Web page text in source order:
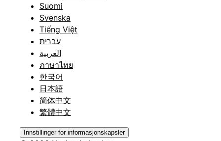
Suomi
Svenska
Tiếng Việt
עברית
العربية
ภาษาไทย
한국어
日本語
简体中文
繁體中文
Innstillinger for informasjonskapsler